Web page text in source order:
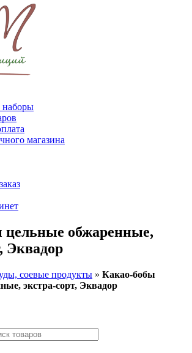
наборы
магазина
цельные обжаренные,
Эквадор
соевые продукты » Какао-бобы
экстра-сорт, Эквадор